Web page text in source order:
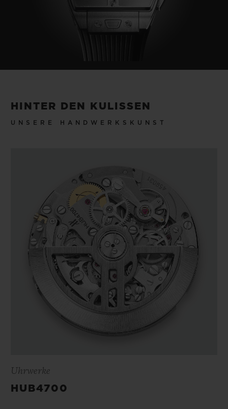
HINTER DEN KULISSEN
UNSERE HANDWERKSKUNST
Uhrwerke
HUB4700